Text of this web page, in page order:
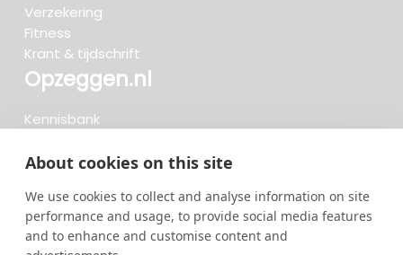
About cookies on this site
We use cookies to collect and analyse information on site
performance and usage, to provide social media features
and to enhance and customise content and
Verzekering
Fitness
Krant & tijdschrift
Opzeggen.nl
Kennisbank
Beoordelingen
Meteen opzeggen